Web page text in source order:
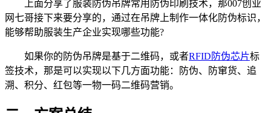
上面分享了服装防伪吊牌常用防伪印刷技术，那007创业
网七哥接下来要分享的，通过在吊牌上制作一体化防伪标识，
能够帮助服装生产企业实现哪些功能?
如果你的防伪吊牌是基于二维码，或者RFID防伪芯片标
签技术，那是可以实现以下几方面功能：防伪、防窜货、追
溯、积分、红包等一物一码二维码营销。